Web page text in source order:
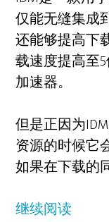
仅能无缝集成
还能够提高下
载速度提高至
加速器。
但是正因为
资源的时候它
如果在下载的
继续阅读